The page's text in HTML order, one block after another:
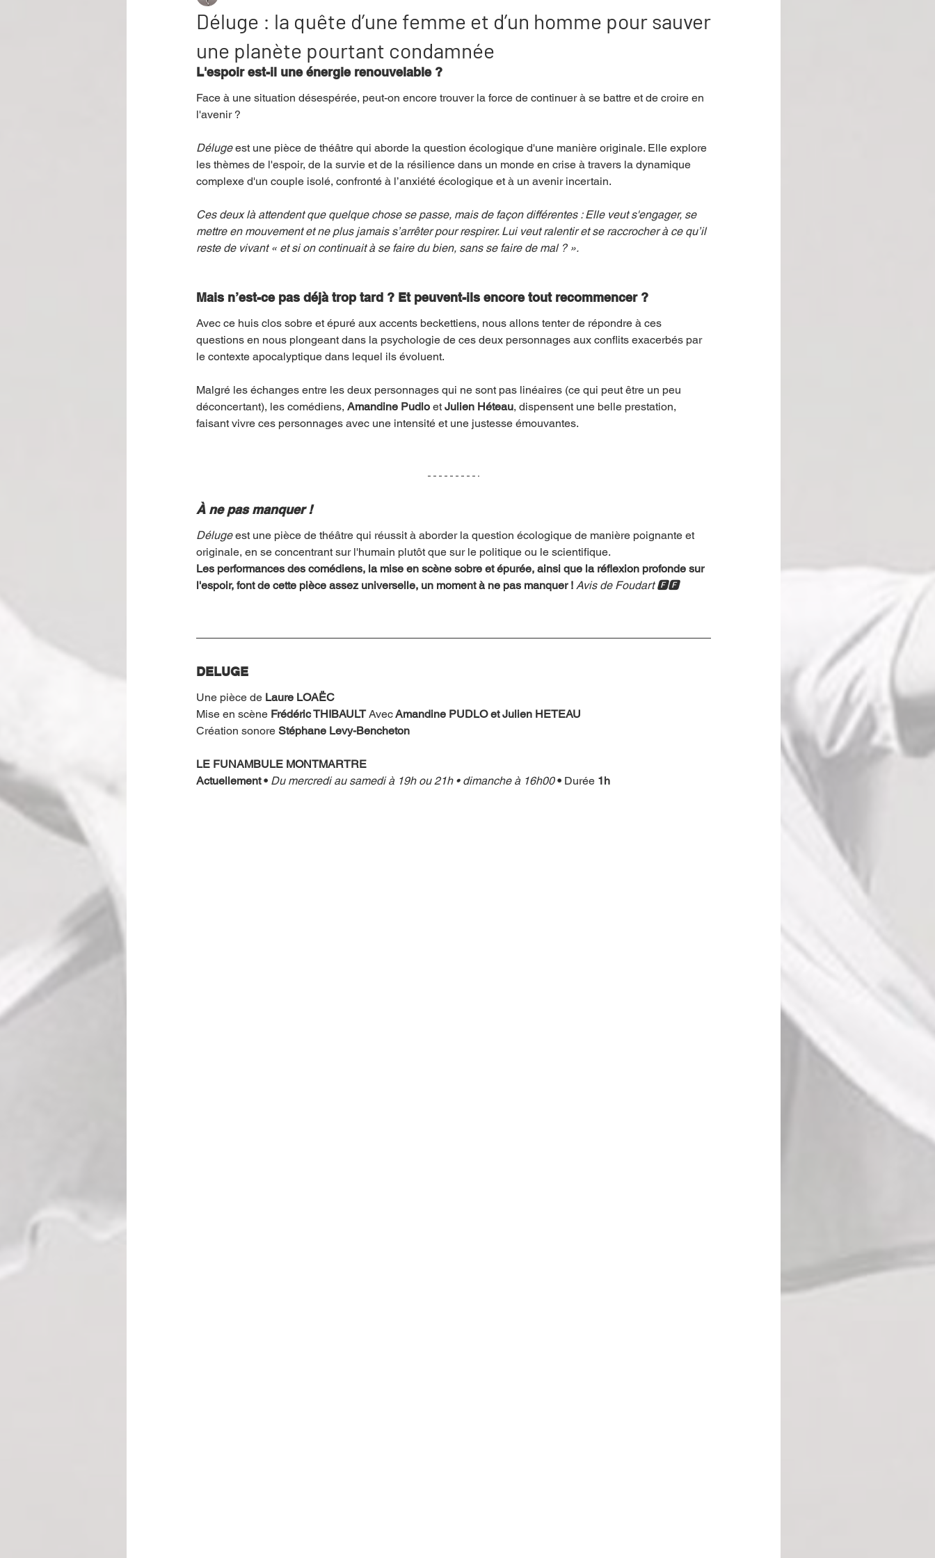
Performance Rire Récompense Festival Coup de coeur
Événement Validé par Romane. Spécial Famille
Offre spéciale Annuaire Théâtre - Musée Hommage
Déluge : la quête d’une femme et d’un homme pour sauver
une planète pourtant condamnée
L'espoir est-il une énergie renouvelable ?
Face à une situation désespérée, peut-on encore trouver la force de continuer à se battre et de croire en
l'avenir ?
Déluge est une pièce de théâtre qui aborde la question écologique d'une manière originale. Elle explore
les thèmes de l'espoir, de la survie et de la résilience dans un monde en crise à travers la dynamique
complexe d'un couple isolé, confronté à l’anxiété écologique et à un avenir incertain.
Ces deux là attendent que quelque chose se passe, mais de façon différentes : Elle veut s'engager, se
mettre en mouvement et ne plus jamais s’arrêter pour respirer. Lui veut ralentir et se raccrocher à ce qu’il
reste de vivant « et si on continuait à se faire du bien, sans se faire de mal ? ».
Mais n’est-ce pas déjà trop tard ? Et peuvent-ils encore tout recommencer ?
Avec ce huis clos sobre et épuré aux accents beckettiens, nous allons tenter de répondre à ces
questions en nous plongeant dans la psychologie de ces deux personnages aux conflits exacerbés par
le contexte apocalyptique dans lequel ils évoluent.
Malgré les échanges entre les deux personnages qui ne sont pas linéaires (ce qui peut être un peu
déconcertant), les comédiens, Amandine Pudlo et Julien Héteau, dispensent une belle prestation,
faisant vivre ces personnages avec une intensité et une justesse émouvantes.
À ne pas manquer !
Déluge est une pièce de théâtre qui réussit à aborder la question écologique de manière poignante et
originale, en se concentrant sur l'humain plutôt que sur le politique ou le scientifique.
Les performances des comédiens, la mise en scène sobre et épurée, ainsi que la réflexion profonde sur
l'espoir, font de cette pièce assez universelle, un moment à ne pas manquer ! Avis de Foudart 🅵🅵
DELUGE
Une pièce de Laure LOAËC
Mise en scène Frédéric THIBAULT Avec Amandine PUDLO et Julien HETEAU
Création sonore Stéphane Levy-Bencheton
LE FUNAMBULE MONTMARTRE
Actuellement • Du mercredi au samedi à 19h ou 21h • dimanche à 16h00 • Durée 1h